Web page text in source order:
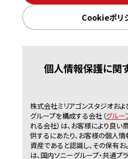
Cookieポリ
個人情報保護に関
株式会社ミリアゴンスタジオお
グループを構成する会社（グルー
れる会社）は、お客様により良い
供するにあたり、お客様の個人
資産であると認識し、その保有
は、国内ソニーグループ・共通プ